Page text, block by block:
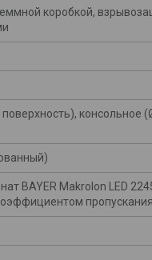
коробкой,
консольное
BAYER Makrolon LED
пропускания